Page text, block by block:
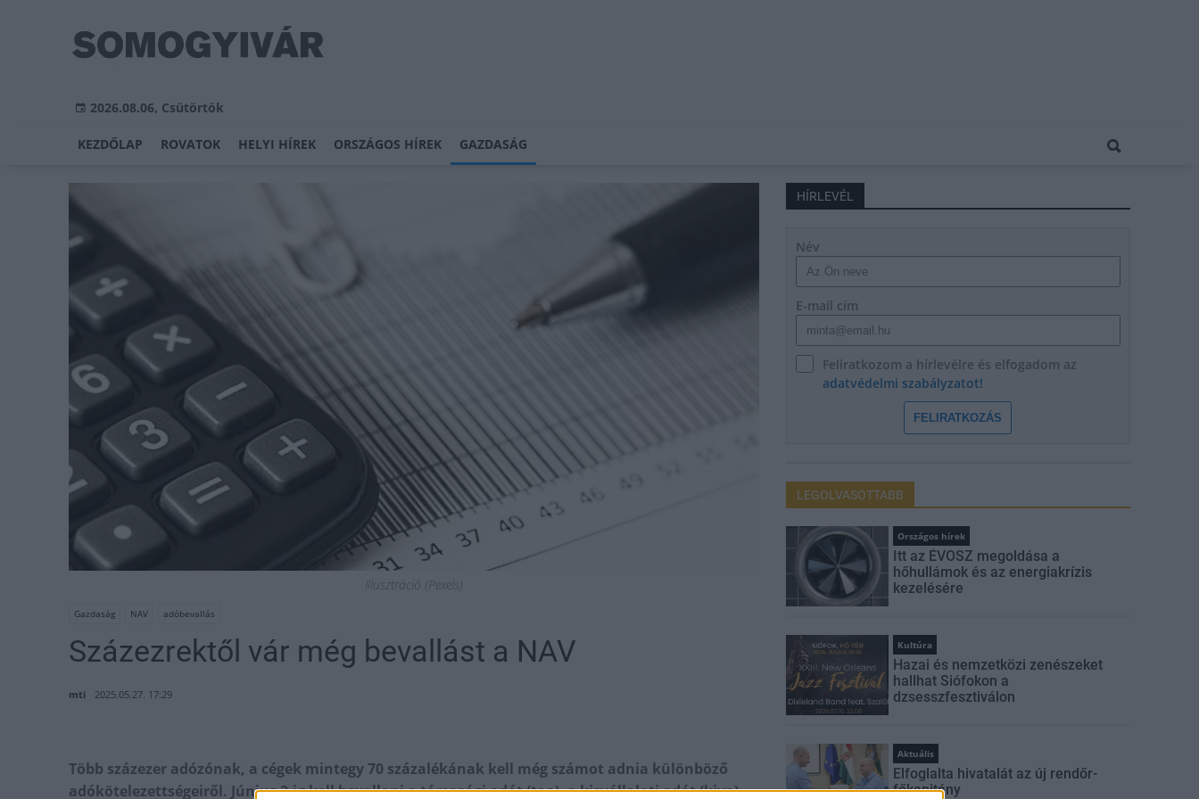
2026.08.06, Csütörtök
KEZDŐLAP ROVATOK HELYI HÍREK ORSZÁGOS HÍREK GAZDASÁG
Illusztráció (Pexels)
Gazdaság NAV adóbevallás
Százezrektől vár még bevallást a NAV
mti 2025.05.27. 17:29
Több százezer adózónak, a cégek mintegy 70 százalékának kell még számot adnia különböző
adókötelezettségeiről. Június 2-ig kell bevallani a társasági adót (tao), a kisvállalati adót (kiva),
HÍRLEVÉL
Név
E-mail cím
Feliratkozom a hírlevélre és elfogadom az
adatvédelmi szabályzatot!
FELIRATKOZÁS
LEGOLVASOTTABB
Országos hírek
Itt az ÉVOSZ megoldása a
hőhullámok és az energiakrízis
kezelésére
Kultúra
Hazai és nemzetközi zenészeket
hallhat Siófokon a
dzsesszfesztiválon
Aktuális
Elfoglalta hivatalát az új rendőr-
főkapitány